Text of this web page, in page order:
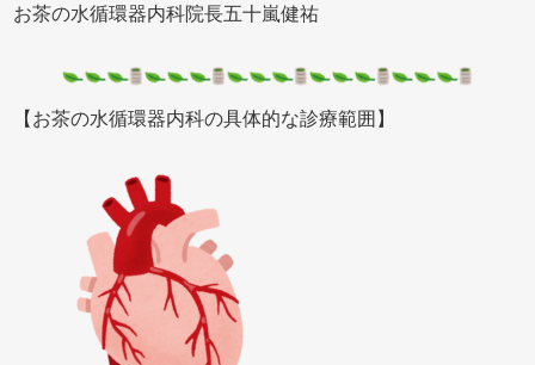
お茶の水循環器内科院長五十嵐健祐
【お茶の水循環器内科の具体的な診療範囲】